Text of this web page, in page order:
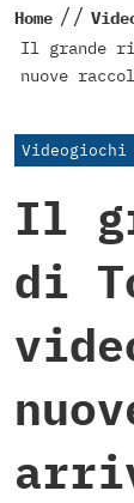
Home //
Il grande
nuove
Videogiochi
Il
di